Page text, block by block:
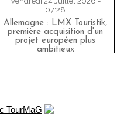
07:28
Allemagne : LMX Touristik,
première acquisition d'un
projet européen plus
ambitieux